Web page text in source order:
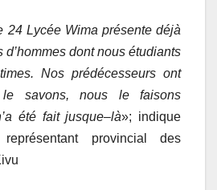
24 Lycée Wima présente déjà
d’hommes dont nous étudiants
Nos prédécesseurs ont
savons, nous le faisons
été fait jusque–là»; indique
provincial des